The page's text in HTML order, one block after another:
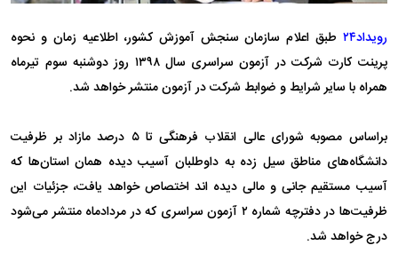
رویداد۲۴
طبق اعلام سازمان سنجش آموزش کشور، اطلاعیه زمان و نحوه
پرینت کارت شرکت در آزمون سراسری سال ۱۳۹۸ روز دوشنبه سوم تیرماه
همراه با سایر شرایط و ضوابط شرکت در آزمون منتشر خواهد شد.
براساس مصوبه شورای عالی انقلاب فرهنگی تا ۵ درصد مازاد بر ظرفیت
دانشگاه‌های مناطق سیل زده به داوطلبان آسیب دیده همان استان‌ها که
آسیب مستقیم جانی و مالی دیده اند اختصاص خواهد یافت، جزئیات این
ظرفیت‌ها در دفترچه شماره ۲ آزمون سراسری که در مردادماه منتشر می‌شود
درج خواهد شد.